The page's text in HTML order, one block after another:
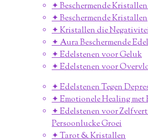
✦ Beschermende
✦ Beschermende Kristallen
✦ Kristallen die
✦ Aura Beschermende
✦ Edelstenen voor Geluk
✦ Edelstenen voor
✦ Edelstenen Tegen
✦ Emotionele Healing met
✦ Edelstenen voor
Persoonlucke Groei
✦ Tarot & Kristallen